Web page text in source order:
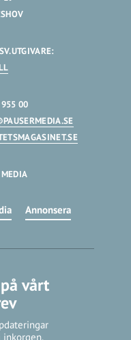
00
Annonsera
vårt